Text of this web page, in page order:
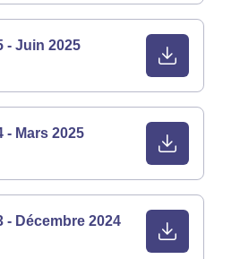
- Juin 2025
- Mars 2025
- Décembre 2024